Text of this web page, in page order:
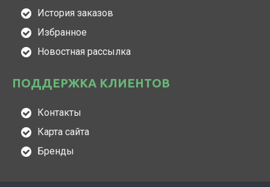
История заказов
Избранное
Новостная рассылка
ПОДДЕРЖКА КЛИЕНТОВ
Контакты
Карта сайта
Бренды